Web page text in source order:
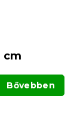
cm
Bővebben